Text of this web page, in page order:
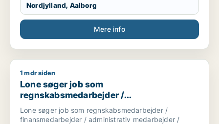
Nordjylland, Aalborg
Mere info
Lone søger job som regnskabsmedarbejder /
1 mdr siden
Lone søger job som
regnskabsmedarbejder /
finansmedarbejder / administrativ
medarbejder / kontorassistent
Lone søger job som regnskabsmedarbejder /
finansmedarbejder / administrativ medarbejder /